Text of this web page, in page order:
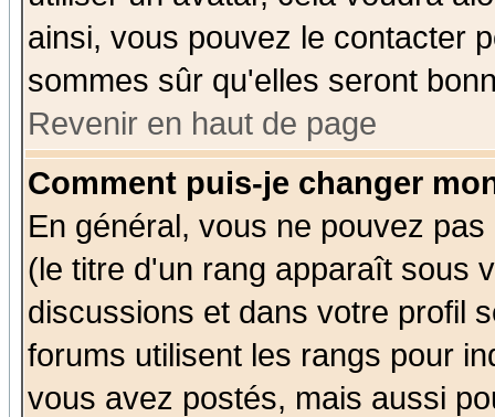
ainsi, vous pouvez le contacter
sommes sûr qu'elles seront
Revenir en haut de page
Comment puis-je changer
En général, vous ne pouvez
(le titre d'un rang apparaît sous
discussions et dans votre profil
forums utilisent les rangs pour
vous avez postés, mais aussi